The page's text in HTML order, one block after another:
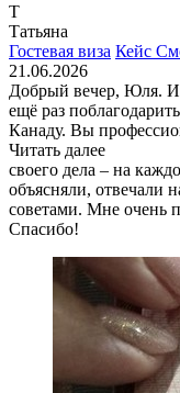
Т
Татьяна
Гостевая виза Кейс
21.06.2026
Добрый вечер, Юля.
ещё раз
Канаду. Вы
Читать далее
своего дела – на
объясняли, отвечали
советами. Мне очень
Спасибо!